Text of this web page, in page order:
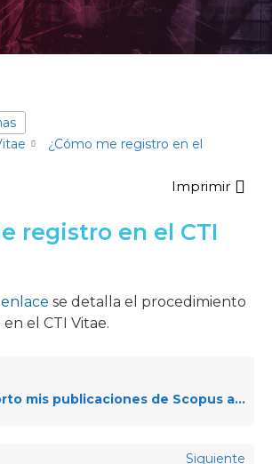
¿Cómo me registro en el
Imprimir
registro en el CTI
enlace se detalla el procedimiento
el CTI Vitae.
mis publicaciones de Scopus al CTI Vitae?
Siguiente